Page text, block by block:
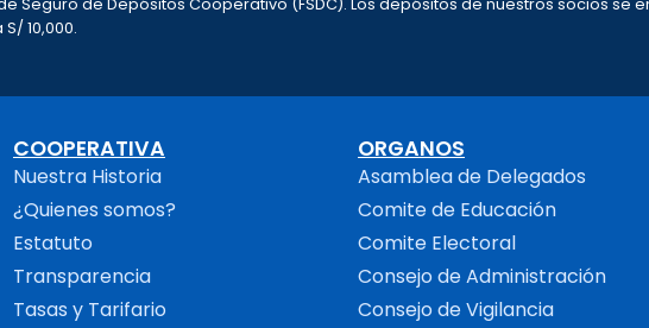
Seguro de Depósitos Cooperativo (FSDC). Los depósitos de nuestros socios se
10,000.
COOPERATIVA
Nuestra Historia
¿Quienes somos?
Estatuto
Transparencia
Tasas y Tarifario
ORGANOS
Asamblea de Delegados
Comite de Educación
Comite Electoral
Consejo de Administración
Consejo de Vigilancia